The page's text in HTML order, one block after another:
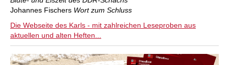
Johannes Fischers Wort zum Schluss
Die Webseite des Karls - mit zahlreichen Leseproben aus
aktuellen und alten Heften...